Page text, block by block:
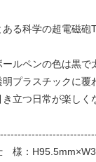
ある科学の超電磁砲
ールペンの色は黒で
明プラスチックに覆
き立つ日常が楽しく
様：